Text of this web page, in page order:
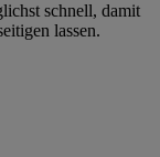
schnell, damit
lassen.